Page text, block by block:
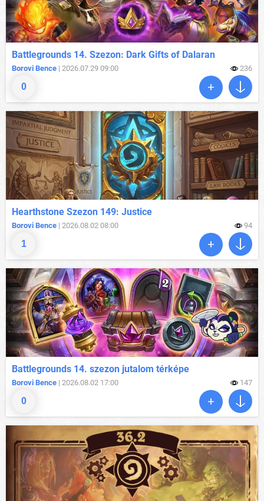
0
Battlegrounds 14. Szezon: Dark Gifts of Dalaran
Borovi Bence | 2026.07.29 09:00 236
1
Hearthstone Szezon 149: Justice
Borovi Bence | 2026.08.02 08:00 94
0
Battlegrounds 14. szezon jutalom térképe
Borovi Bence | 2026.08.02 17:00 147